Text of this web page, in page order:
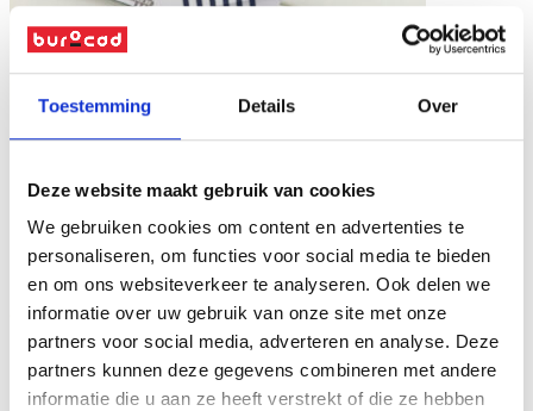
Toestemming Details Over
Deze website maakt gebruik van cookies
We gebruiken cookies om content en advertenties te
personaliseren, om functies voor social media te bieden
en om ons websiteverkeer te analyseren. Ook delen we
informatie over uw gebruik van onze site met onze
partners voor social media, adverteren en analyse. Deze
partners kunnen deze gegevens combineren met andere
informatie die u aan ze heeft verstrekt of die ze hebben